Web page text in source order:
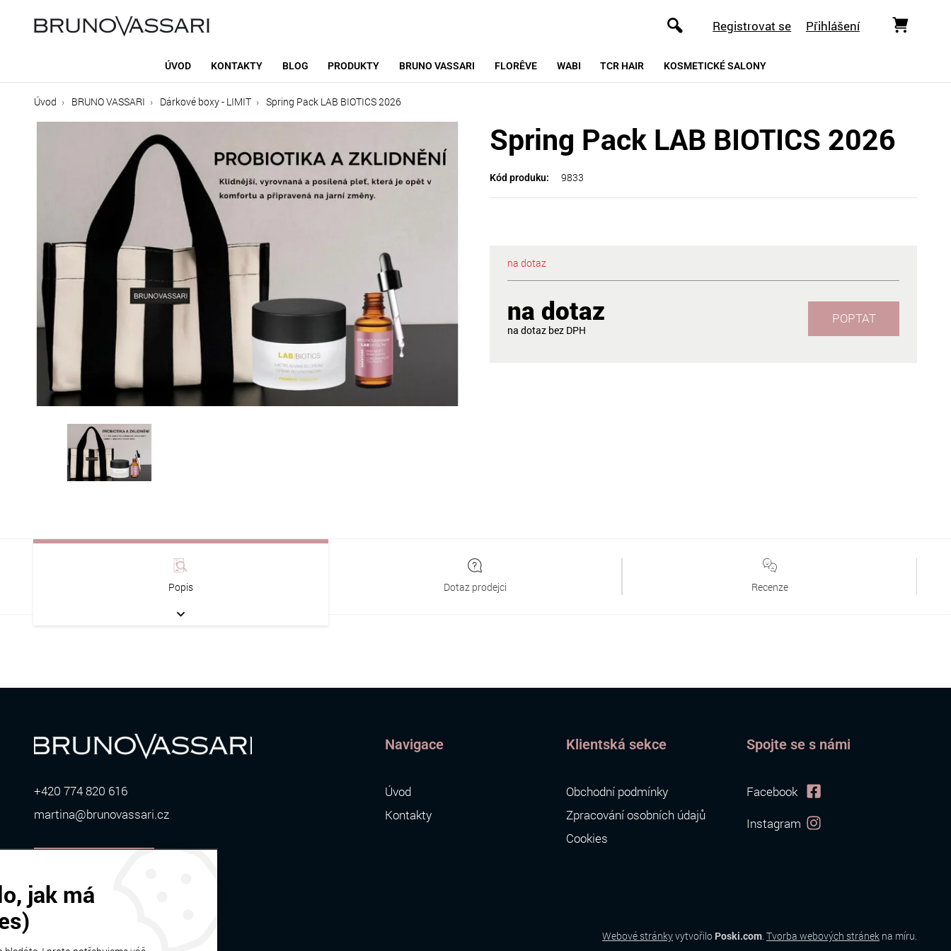
Registrovat se Přihlášení
ÚVOD KONTAKTY BLOG PRODUKTY BRUNO VASSARI FLORÊVE WABI TCR HAIR KOSMETICKÉ SALONY
Úvod BRUNO VASSARI Dárkové boxy - LIMIT Spring Pack LAB BIOTICS 2026
Spring Pack LAB BIOTICS 2026
Kód produku: 9833
na dotaz
na dotaz
na dotaz
POPTAT
Popis Dotaz prodejci Recenze
+420 774 820 616
martina@brunovassari.cz
Navigace
Úvod
Kontakty
Klientská sekce
Obchodní podmínky
Zpracování osobních údajů
Cookies
Spojte se s námi
Facebook
Instagram
Webové stránkyvytvořilo Poski.com. Tvorba webových stránek na míru.
jak má